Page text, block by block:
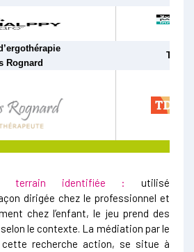
Rognard
TDA/
terrain identifiée :
utilisé
dirigée chez le professionnel et
chez l’enfant, le jeu prend des
le contexte. La médiation par le
cette recherche action, se situe à